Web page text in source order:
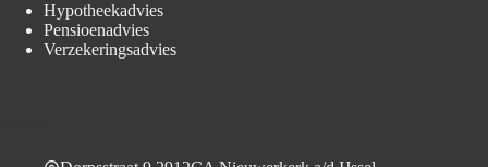
Hypotheekadvies
Pensioenadvies
Verzekeringsadvies